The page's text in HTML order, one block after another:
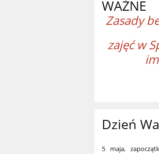
WAŻNE
Zasady
zajęć w
Dzień
5 maja,